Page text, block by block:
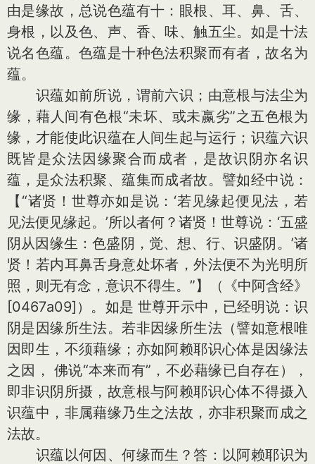
由是缘故，总说色蕴有十：眼根、耳、鼻、舌、
身根，以及色、声、香、味、触五尘。如是十法
说名色蕴。色蕴是十种色法积聚而有者，故名为
蕴。
识蕴如前所说，谓前六识；由意根与法尘为
缘，藉人间有色根“未坏、或未嬴劣”之五色根为
缘，才能使此识蕴在人间生起与运行；识蕴六识
既皆是众法因缘聚合而成者，是故识阴亦名识
蕴，是众法积聚、蕴集而成者故。譬如经中说：
【“诸贤！世尊亦如是说：‘若见缘起便见法，若
见法便见缘起。’所以者何？诸贤！世尊说：‘五盛
阴从因缘生：色盛阴，觉、想、行、识盛阴。’诸
贤！若内耳鼻舌身意处坏者，外法便不为光明所
照，则无有念，意识不得生。”】（《中阿含经》
[0467a09]）。如是 世尊开示中，已经明说：识
阴是因缘所生法。若非因缘所生法（譬如意根唯
因即生，不须藉缘；亦如阿赖耶识心体是因缘法
之因， 佛说“本来而有”，不必藉缘已自存在），
即非识阴所摄，故意根与阿赖耶识心体不得摄入
识蕴中，非属藉缘乃生之法故，亦非积聚而成之
法故。
识蕴以何因、何缘而生？答：以阿赖耶识为